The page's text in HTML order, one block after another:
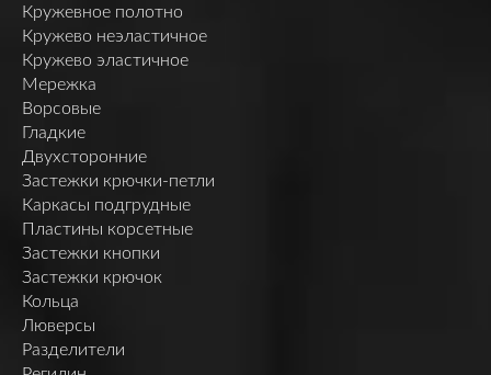
Кружевное полотно
Кружево неэластичное
Кружево эластичное
Мережка
Ворсовые
Гладкие
Двухсторонние
Застежки крючки-петли
Каркасы подгрудные
Пластины корсетные
Застежки кнопки
Застежки крючок
Кольца
Люверсы
Разделители